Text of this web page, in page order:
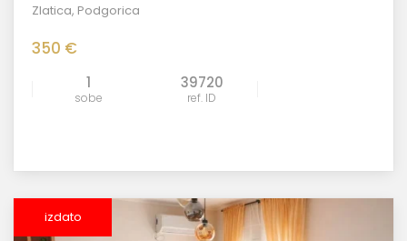
Zlatica, Podgorica
350 €
1
sobe
39720
ref. ID
izdato